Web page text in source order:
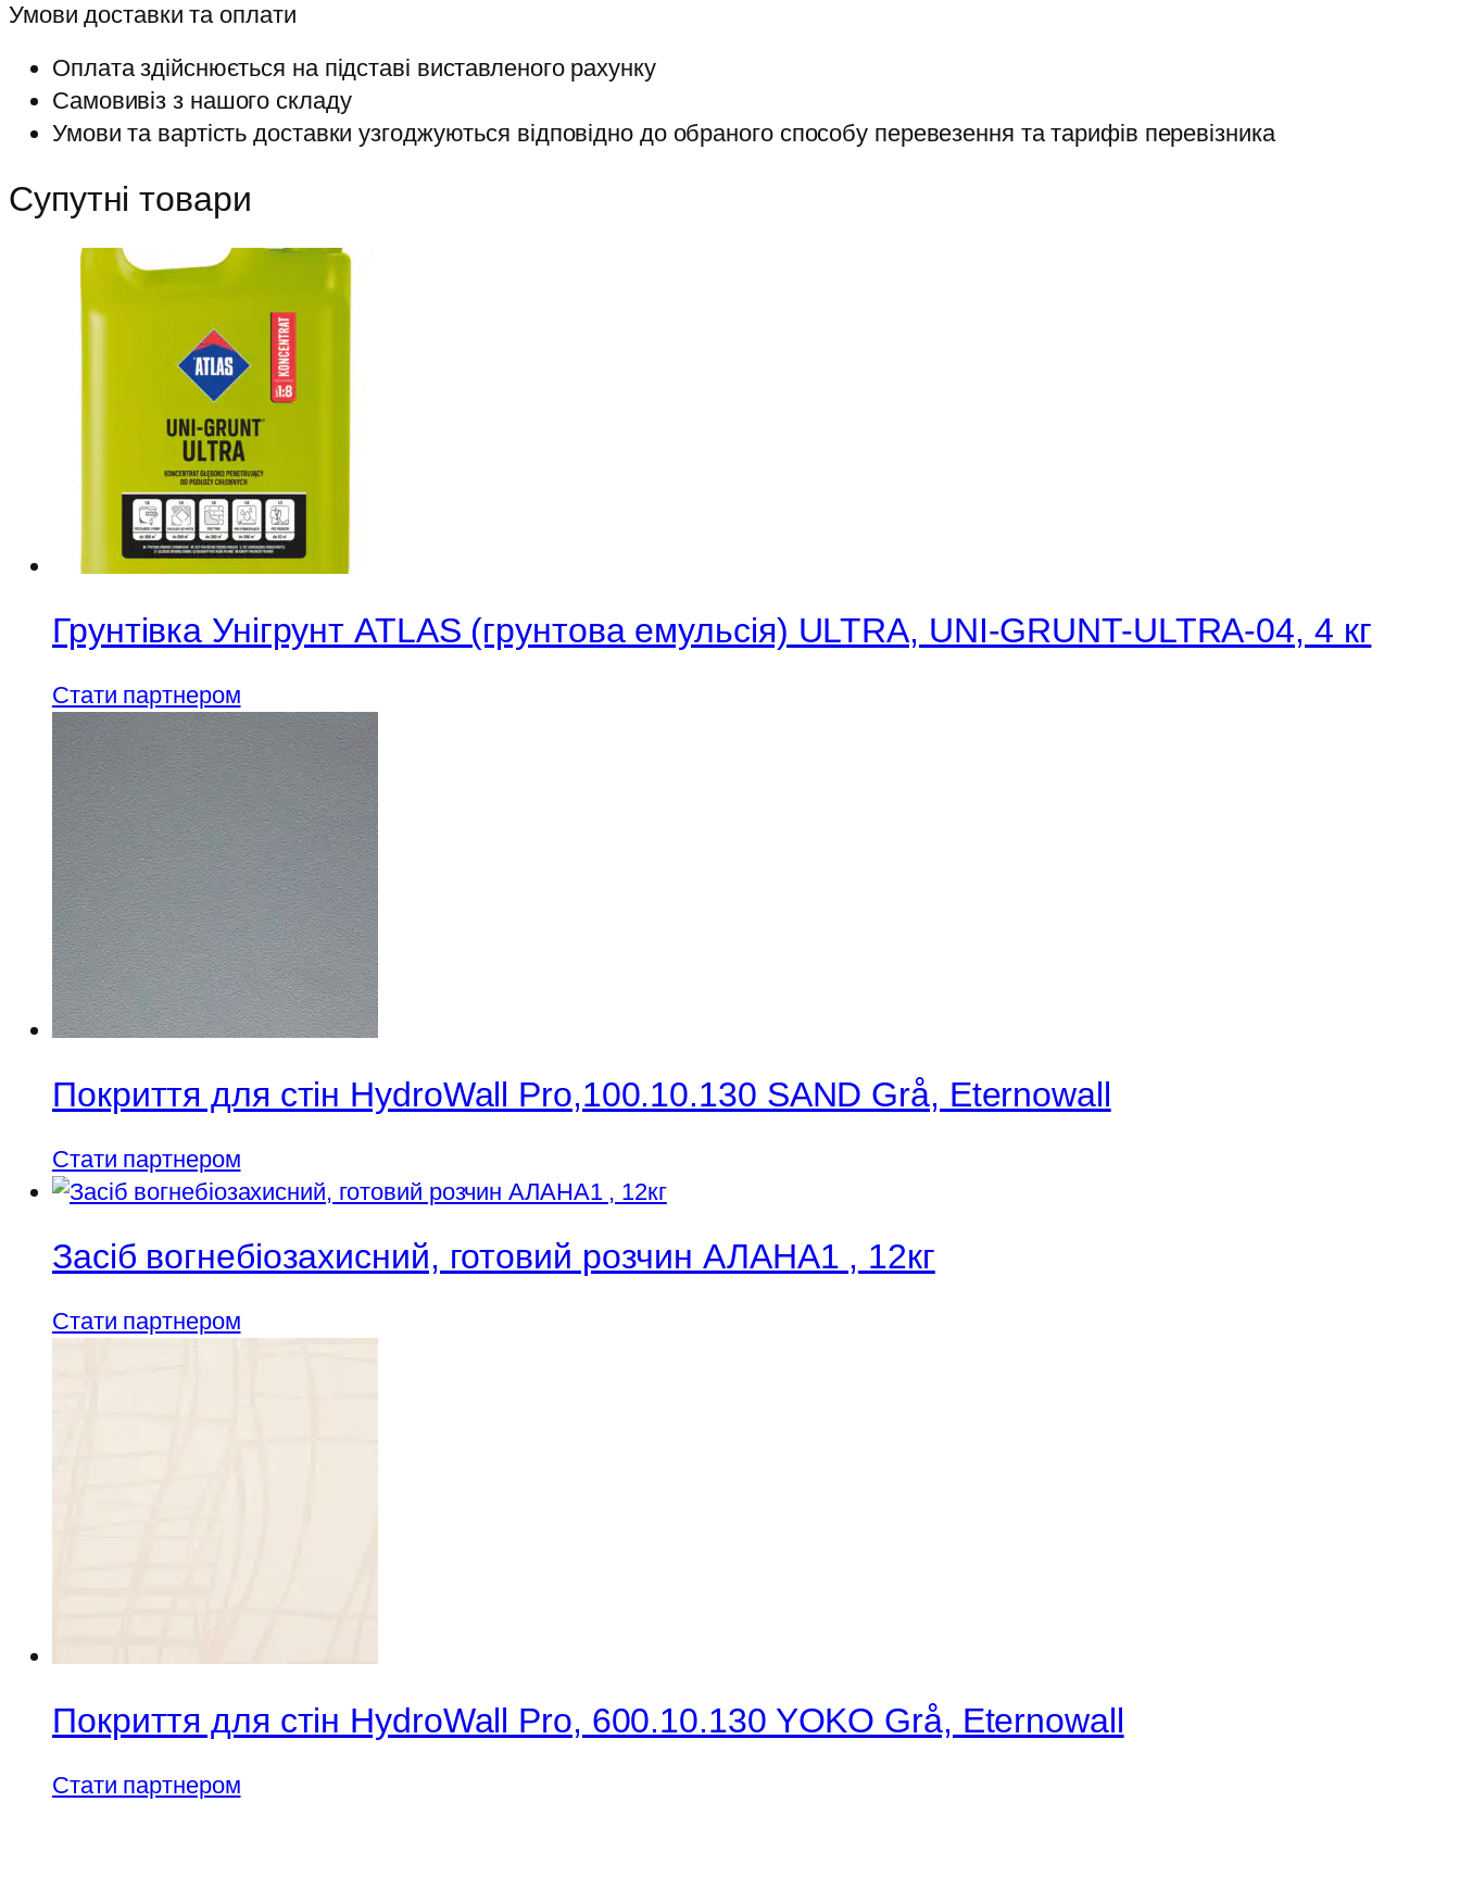
Умови доставки та оплати
Оплата здійснюється на підставі виставленого рахунку
Самовивіз з нашого складу
Умови та вартість доставки узгоджуються відповідно до обраного способу перевезення та тарифів перевізника
Супутні товари
Грунтівка Унігрунт ATLAS (грунтова емульсія) ULTRA, UNI-GRUNT-ULTRA-04, 4 кг
Стати партнером
Покриття для стін HydroWall Pro,100.10.130 SAND Grå, Eternowall
Стати партнером
Засіб вогнебіозахисний, готовий розчин АЛАНА1 , 12кг
Стати партнером
Покриття для стін HydroWall Pro, 600.10.130 YOKO Grå, Eternowall
Стати партнером